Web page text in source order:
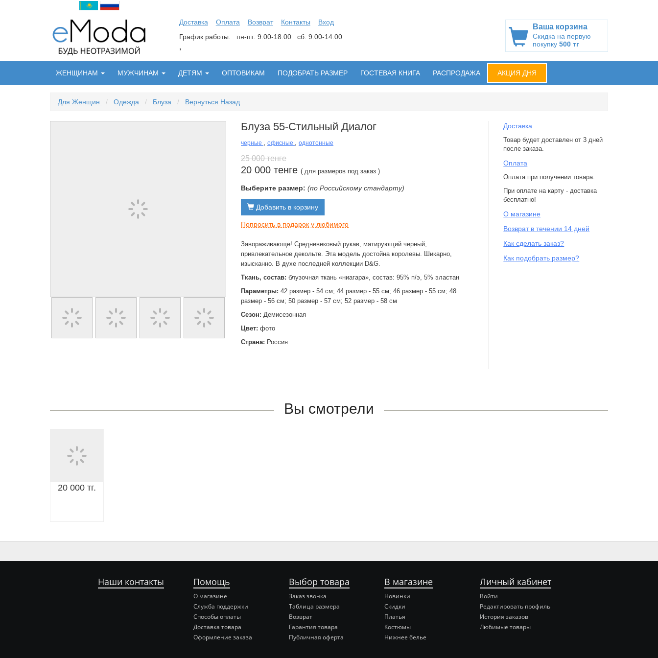
Доставка Оплата Возврат Контакты
Вход
График работы: пн-пт: 9:00-18:00 сб: 9:00-14:00
,
Ваша корзина
Скидка на первую
покупку 500 тг
ЖЕНЩИНАМ МУЖЧИНАМ ДЕТЯМ ОПТОВИКАМ ПОДОБРАТЬ РАЗМЕР ГОСТЕВАЯ КНИГА РАСПРОДАЖА АКЦИЯ ДНЯ
Для Женщин / Одежда / Блуза / Вернуться Назад
Блуза 55-Стильный Диалог
черные офисные однотонные
25 000 тенге
20 000 тенге ( для размеров под заказ )
Выберите размер: (по Российскому стандарту)
Добавить в корзину
Попросить в подарок у любимого
Завораживающе! Средневековый рукав, матирующий черный,
привлекательное декольте. Эта модель достойна королевы. Шикарно,
изысканно. В духе последней коллекции D&G.
Ткань, состав: блузочная ткань «ниагара», состав: 95% п/э, 5% эластан
Параметры: 42 размер - 54 см; 44 размер - 55 см; 46 размер - 55 см; 48
размер - 56 см; 50 размер - 57 см; 52 размер - 58 см
Сезон: Демисезонная
Цвет: фото
Страна: Россия
Доставка
Товар будет доставлен от 3 дней
после заказа.
Оплата
Оплата при получении товара.
При оплате на карту - доставка
бесплатно!
О магазине
Возврат в течении 14 дней
Как сделать заказ?
Как подобрать размер?
Вы смотрели
20 000 тг.
Наши контакты Помощь
О магазине
Служба поддержки
Способы оплаты
Доставка товара
Оформление заказа
Выбор товара
Заказ звонка
Таблица размера
Возврат
Гарантия товара
Публичная оферта
В магазине
Новинки
Скидки
Платья
Костюмы
Нижнее белье
Личный кабинет
Войти
Редактировать профиль
История заказов
Любимые товары